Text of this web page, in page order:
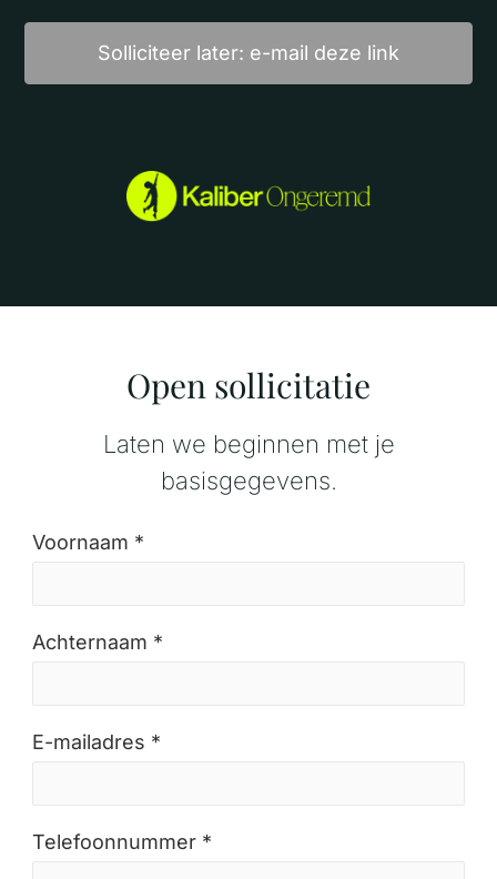
Solliciteer later: e-mail deze link
Open sollicitatie
Laten we beginnen met je
basisgegevens.
Voornaam *
Achternaam *
E-mailadres *
Telefoonnummer *